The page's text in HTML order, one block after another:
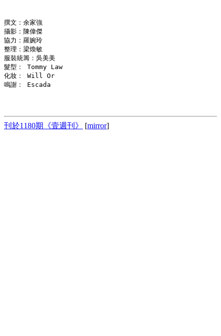
撰文：余家強
攝影：陳偉傑
協力：羅婉玲
整理：梁煥敏
服裝統籌：吳美美
髮型： Tommy Law
化妝： Will Or
鳴謝： Escada
刊於1180期《壹週刊》 [mirror]